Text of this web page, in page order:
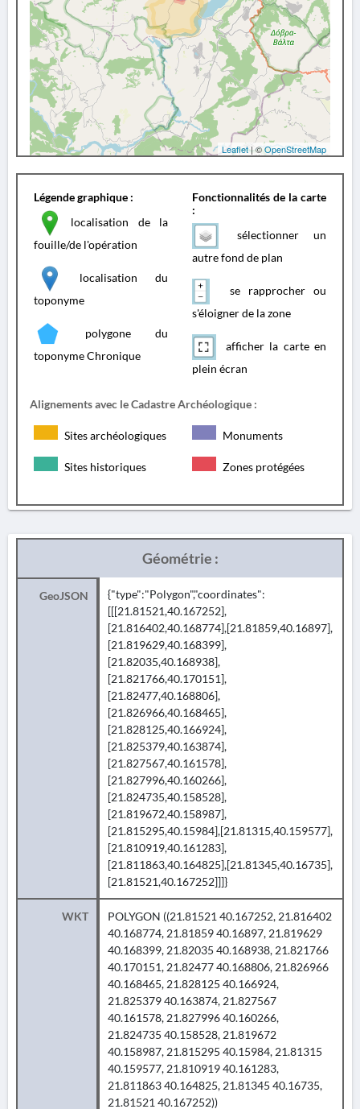
Leaflet| ©OpenStreetMap
Légende graphique :
localisation de la
fouille/de l'opération
localisation du
toponyme
polygone du
toponyme Chronique
Fonctionnalités de la carte
:
sélectionner un
autre fond de plan
se rapprocher ou
s'éloigner de la zone
afficher la carte en
plein écran
Alignements avec le Cadastre Archéologique :
Sites archéologiques Monuments
Sites historiques Zones protégées
Géométrie :
GeoJSON
{"type":"Polygon","coordinates":
[[[21.81521,40.167252],
[21.816402,40.168774],[21.81859,40.16897],
[21.819629,40.168399],
[21.82035,40.168938],
[21.821766,40.170151],
[21.82477,40.168806],
[21.826966,40.168465],
[21.828125,40.166924],
[21.825379,40.163874],
[21.827567,40.161578],
[21.827996,40.160266],
[21.824735,40.158528],
[21.819672,40.158987],
[21.815295,40.15984],[21.81315,40.159577],
[21.810919,40.161283],
[21.811863,40.164825],[21.81345,40.16735],
[21.81521,40.167252]]]}
WKT
POLYGON ((21.81521 40.167252, 21.816402
40.168774, 21.81859 40.16897, 21.819629
40.168399, 21.82035 40.168938, 21.821766
40.170151, 21.82477 40.168806, 21.826966
40.168465, 21.828125 40.166924,
21.825379 40.163874, 21.827567
40.161578, 21.827996 40.160266,
21.824735 40.158528, 21.819672
40.158987, 21.815295 40.15984, 21.81315
40.159577, 21.810919 40.161283,
21.811863 40.164825, 21.81345 40.16735,
21.81521 40.167252))